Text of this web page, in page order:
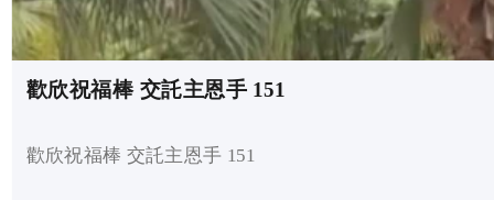
歡欣祝福棒 交託主恩手 151
歡欣祝福棒 交託主恩手 151